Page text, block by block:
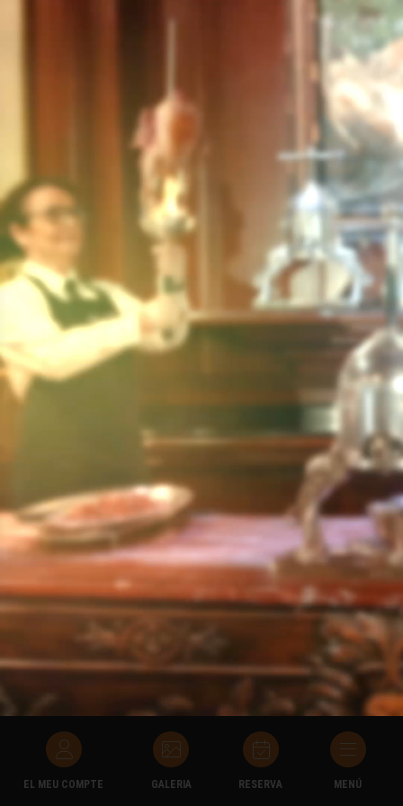
Oferiu vals de regal?
No, no pots comprar vals de regal de Les Grands Buffets
EL MEU COMPTE GALERIA RESERVA MENÚ